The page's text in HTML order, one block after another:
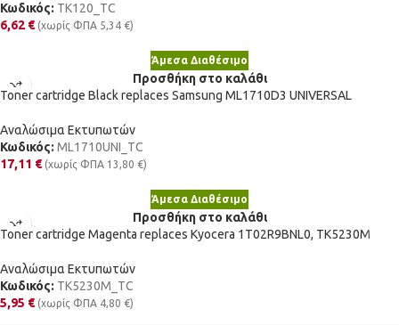
Κωδικός: TK120_TC
6,62 € (χωρίς ΦΠΑ 5,34 €)
Άμεσα Διαθέσιμο
Προσθήκη στο καλάθι
Toner cartridge Black replaces Samsung ML1710D3 UNIVERSAL
Αναλώσιμα Εκτυπωτών
Κωδικός: ML1710UNI_TC
17,11 € (χωρίς ΦΠΑ 13,80 €)
Άμεσα Διαθέσιμο
Προσθήκη στο καλάθι
Toner cartridge Magenta replaces Kyocera 1T02R9BNL0, TK5230M
Αναλώσιμα Εκτυπωτών
Κωδικός: TK5230M_TC
5,95 € (χωρίς ΦΠΑ 4,80 €)